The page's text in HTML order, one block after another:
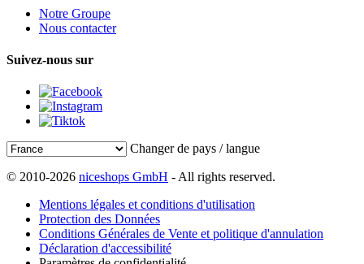
Notre Groupe
Nous contacter
Suivez-nous sur
Changer de pays / langue
© 2010-2026 niceshops GmbH - All rights reserved.
Mentions légales et conditions d'utilisation
Protection des Données
Conditions Générales de Vente et politique d'annulation
Déclaration d'accessibilité